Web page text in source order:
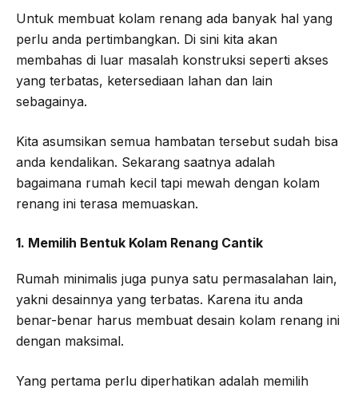
Untuk membuat kolam renang ada banyak hal yang
perlu anda pertimbangkan. Di sini kita akan
membahas di luar masalah konstruksi seperti akses
yang terbatas, ketersediaan lahan dan lain
sebagainya.
Kita asumsikan semua hambatan tersebut sudah bisa
anda kendalikan. Sekarang saatnya adalah
bagaimana rumah kecil tapi mewah dengan kolam
renang ini terasa memuaskan.
1. Memilih Bentuk Kolam Renang Cantik
Rumah minimalis juga punya satu permasalahan lain,
yakni desainnya yang terbatas. Karena itu anda
benar-benar harus membuat desain kolam renang ini
dengan maksimal.
Yang pertama perlu diperhatikan adalah memilih